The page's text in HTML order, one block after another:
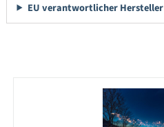
EU verantwortlicher Hersteller